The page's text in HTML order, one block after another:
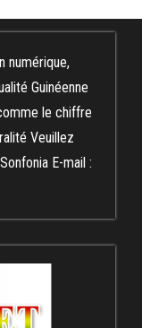
numérique,
Guinéenne
le chiffre
Veuillez
E-mail :